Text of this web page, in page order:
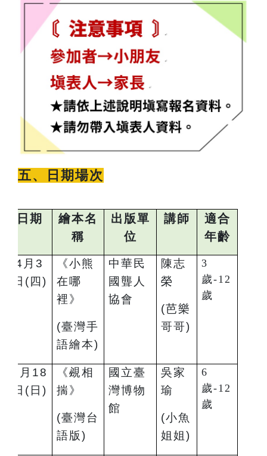
五、日期場次
日期
繪本名
稱
出版單
位
講師
適合
年齡
4 月3
日(四)
《小熊
在哪
裡》
(臺灣手
語繪本)
中華民
國聾人
協會
陳志
榮
(芭樂
哥哥)
3
歲-12
歲
月18
日(日)
《覕相
揣》
(臺灣台
語版)
國立臺
灣博物
館
吳家
瑜
(小魚
姐姐)
6
歲-12
歲